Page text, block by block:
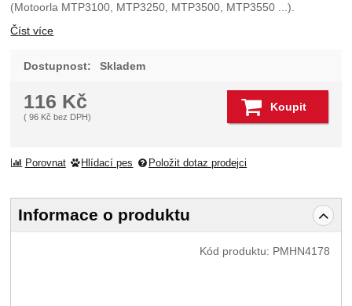
(Motoorla MTP3100, MTP3250, MTP3500, MTP3550 ...).
Číst více
Dostupnost: Skladem
116 Kč
( 96 Kč bez DPH)
Koupit
Porovnat Hlídací pes Položit dotaz prodejci
Informace o produktu
Kód produktu: PMHN4178